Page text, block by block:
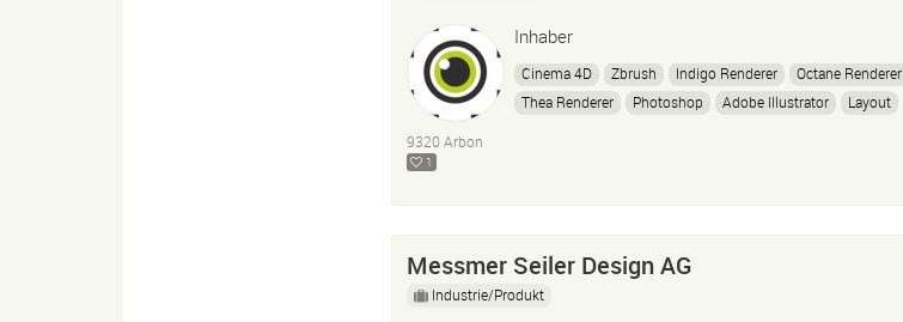
Inhaber
Cinema 4D Zbrush Indigo Renderer Octane Renderer
Thea Renderer
Photoshop Adobe Illustrator
Layout
9320 Arbon
1
Messmer Seiler Design AG
Industrie/Produkt